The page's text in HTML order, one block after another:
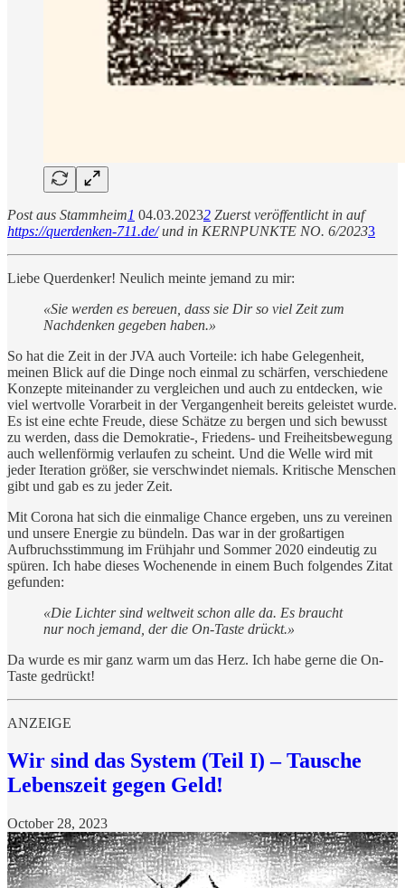
Post aus Stammheim1 04.03.20232 Zuerst veröffentlicht in auf
https://querdenken-711.de/und in KERNPUNKTE NO. 6/20233
Liebe Querdenker! Neulich meinte jemand zu mir:
«Sie werden es bereuen, dass sie Dir so viel Zeit zum
Nachdenken gegeben haben.»
So hat die Zeit in der JVA auch Vorteile: ich habe Gelegenheit,
meinen Blick auf die Dinge noch einmal zu schärfen, verschiedene
Konzepte miteinander zu vergleichen und auch zu entdecken, wie
viel wertvolle Vorarbeit in der Vergangenheit bereits geleistet wurde.
Es ist eine echte Freude, diese Schätze zu bergen und sich bewusst
zu werden, dass die Demokratie-, Friedens- und Freiheitsbewegung
auch wellenförmig verlaufen zu scheint. Und die Welle wird mit
jeder Iteration größer, sie verschwindet niemals. Kritische Menschen
gibt und gab es zu jeder Zeit.
Mit Corona hat sich die einmalige Chance ergeben, uns zu vereinen
und unsere Energie zu bündeln. Das war in der großartigen
Aufbruchsstimmung im Frühjahr und Sommer 2020 eindeutig zu
spüren. Ich habe dieses Wochenende in einem Buch folgendes Zitat
gefunden:
«Die Lichter sind weltweit schon alle da. Es braucht
nur noch jemand, der die On-Taste drückt.»
Da wurde es mir ganz warm um das Herz. Ich habe gerne die On-
Taste gedrückt!
ANZEIGE
Wir sind das System (Teil I) – Tausche
Lebenszeit gegen Geld!
October 28, 2023